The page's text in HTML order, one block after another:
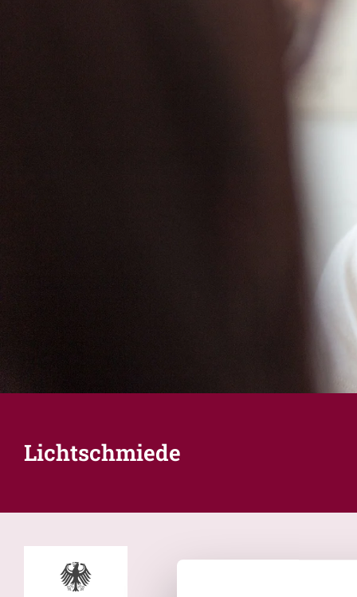
Lichtschmiede